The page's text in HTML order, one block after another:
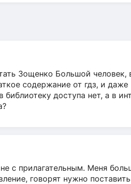
Зощенко Большой человек,
содержание от гдз, и
библиотеку доступа нет, а в
с прилагательным. Меня
говорят нужно